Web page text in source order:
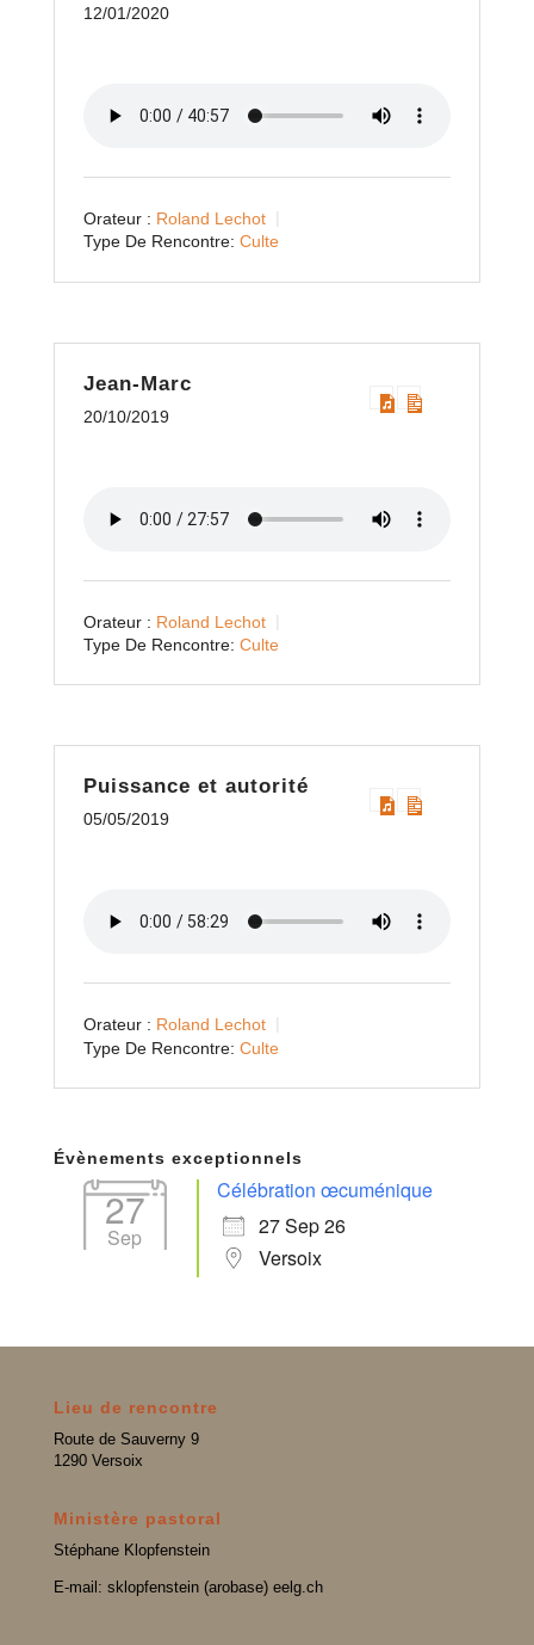
12/01/2020
Orateur : Roland Lechot
Type De Rencontre: Culte
Jean-Marc
20/10/2019
Orateur : Roland Lechot
Type De Rencontre: Culte
Puissance et autorité
05/05/2019
Orateur : Roland Lechot
Type De Rencontre: Culte
Évènements exceptionnels
27
Sep
Célébration œcuménique
27 Sep 26
Versoix
Lieu de rencontre
Route de Sauverny 9
1290 Versoix
Ministère pastoral
Stéphane Klopfenstein
E-mail: sklopfenstein (arobase) eelg.ch